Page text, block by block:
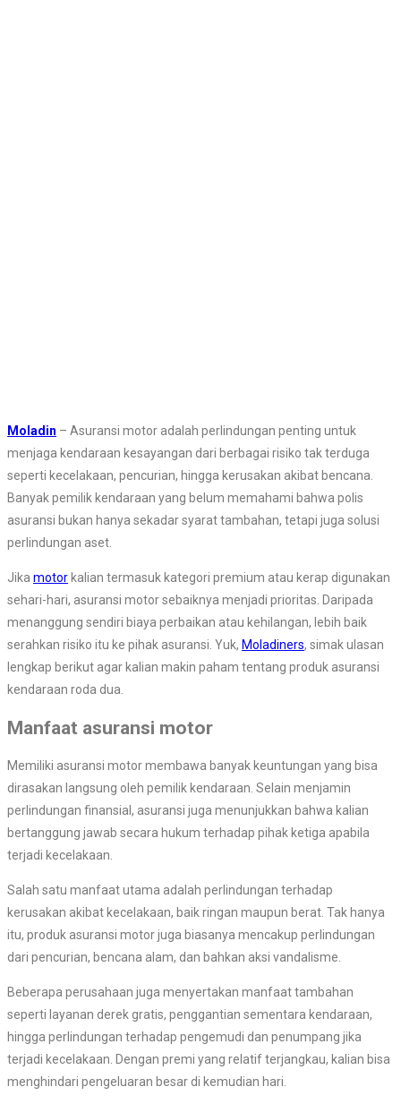
Moladin – Asuransi motor adalah perlindungan penting untuk
menjaga kendaraan kesayangan dari berbagai risiko tak terduga
seperti kecelakaan, pencurian, hingga kerusakan akibat bencana.
Banyak pemilik kendaraan yang belum memahami bahwa polis
asuransi bukan hanya sekadar syarat tambahan, tetapi juga solusi
perlindungan aset.
Jika motor kalian termasuk kategori premium atau kerap digunakan
sehari-hari, asuransi motor sebaiknya menjadi prioritas. Daripada
menanggung sendiri biaya perbaikan atau kehilangan, lebih baik
serahkan risiko itu ke pihak asuransi. Yuk, Moladiners, simak ulasan
lengkap berikut agar kalian makin paham tentang produk asuransi
kendaraan roda dua.
Manfaat asuransi motor
Memiliki asuransi motor membawa banyak keuntungan yang bisa
dirasakan langsung oleh pemilik kendaraan. Selain menjamin
perlindungan finansial, asuransi juga menunjukkan bahwa kalian
bertanggung jawab secara hukum terhadap pihak ketiga apabila
terjadi kecelakaan.
Salah satu manfaat utama adalah perlindungan terhadap
kerusakan akibat kecelakaan, baik ringan maupun berat. Tak hanya
itu, produk asuransi motor juga biasanya mencakup perlindungan
dari pencurian, bencana alam, dan bahkan aksi vandalisme.
Beberapa perusahaan juga menyertakan manfaat tambahan
seperti layanan derek gratis, penggantian sementara kendaraan,
hingga perlindungan terhadap pengemudi dan penumpang jika
terjadi kecelakaan. Dengan premi yang relatif terjangkau, kalian bisa
menghindari pengeluaran besar di kemudian hari.